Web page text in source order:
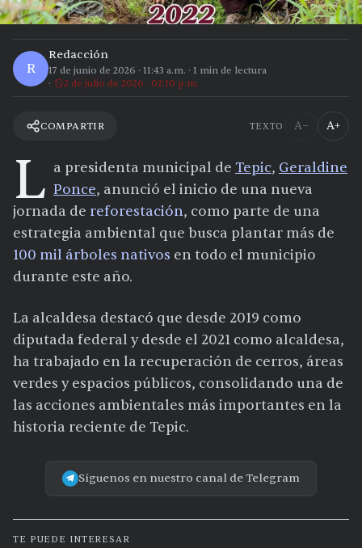
R
Redacción
17 de junio de 2026 · 11:43 a.m. · 1 min de lectura
2 de julio de 2026 · 02:10 p.m.
COMPARTIR TEXTO A− A+
L a presidenta municipal de Tepic, Geraldine
Ponce, anunció el inicio de una nueva
jornada de reforestación, como parte de una
estrategia ambiental que busca plantar más de
100 mil árboles nativos en todo el municipio
durante este año.
La alcaldesa destacó que desde 2019 como
diputada federal y desde el 2021 como alcaldesa,
ha trabajado en la recuperación de cerros, áreas
verdes y espacios públicos, consolidando una de
las acciones ambientales más importantes en la
historia reciente de Tepic.
Síguenos en nuestro canal de Telegram
TE PUEDE INTERESAR